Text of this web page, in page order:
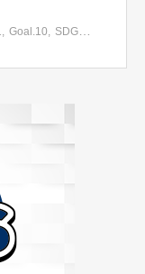
Goal.10 SDGs関連ニュース